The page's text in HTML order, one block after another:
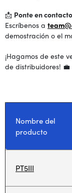
📩 Ponte en contacto
Escríbenos a
demostración o el
¡Hagamos de este
de distribuidores! 💼
Nombre del
producto
PT5III